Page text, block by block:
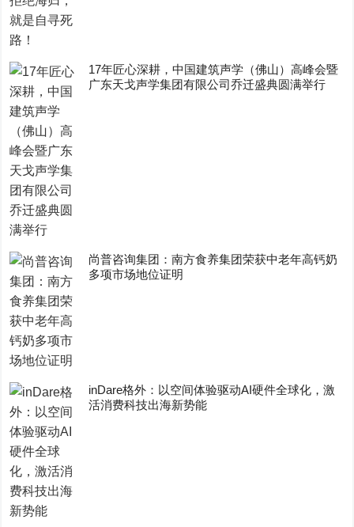
17年匠心深耕，中国建筑声学（佛山）高峰会暨
广东天戈声学集团有限公司乔迁盛典圆满举行
尚普咨询集团：南方食养集团荣获中老年高钙奶
多项市场地位证明
inDare格外：以空间体验驱动AI硬件全球化，激
活消费科技出海新势能